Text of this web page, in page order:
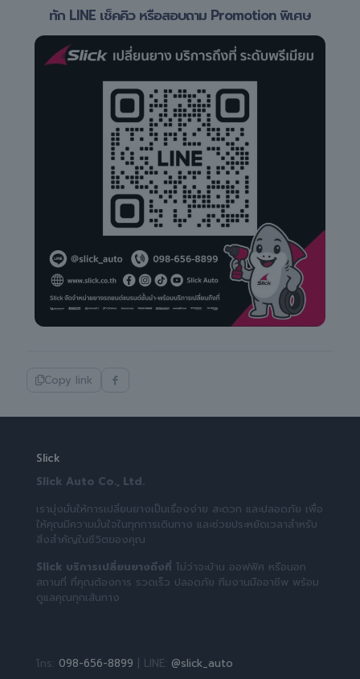
ทัก LINE เช็คคิว หรือสอบถาม Promotion พิเศษ
Copy link
Slick
Slick Auto Co., Ltd.
เรามุ่งมั่นให้การเปลี่ยนยางเป็นเรื่องง่าย สะดวก และปลอดภัย เพื่อ
ให้คุณมีความมั่นใจในทุกการเดินทาง และช่วยประหยัดเวลาสำหรับ
สิ่งสำคัญในชีวิตของคุณ
Slick บริการเปลี่ยนยางถึงที่ ไม่ว่าจะบ้าน ออฟฟิศ หรือนอก
สถานที่ ที่คุณต้องการ รวดเร็ว ปลอดภัย ทีมงานมืออาชีพ พร้อม
ดูแลคุณทุกเส้นทาง
โทร: 098-656-8899 | LINE: @slick_auto